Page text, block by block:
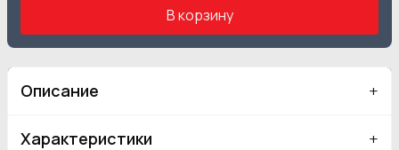
В корзину
Описание
Характеристики